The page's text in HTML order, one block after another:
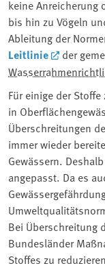
keine Anreicherung
bis hin zu Vögeln
Ableitung der
Leitlinie
der
Für einige der
in
Überschreitungen
immer wieder
Gewässern.
angepasst. Da es
Bei Überschreitung
Bundesländer
Stoffes zu